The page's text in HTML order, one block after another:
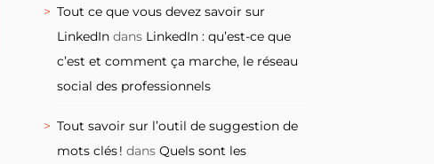
Tout ce que vous devez savoir sur
LinkedIn dans LinkedIn : qu’est-ce que
c’est et comment ça marche, le réseau
social des professionnels
Tout savoir sur l’outil de suggestion de
mots clés ! dansQuels sont les